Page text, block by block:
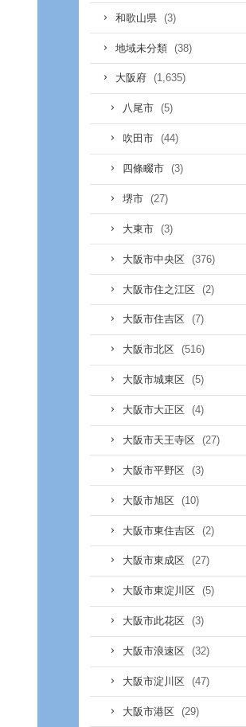
和歌山県 (3)
地域未分類 (38)
大阪府 (1,635)
八尾市 (5)
吹田市 (44)
四條畷市 (3)
堺市 (27)
大東市 (3)
大阪市中央区 (376)
大阪市住之江区 (2)
大阪市住吉区 (7)
大阪市北区 (516)
大阪市城東区 (5)
大阪市大正区 (4)
大阪市天王寺区 (27)
大阪市平野区 (3)
大阪市旭区 (10)
大阪市東住吉区 (2)
大阪市東成区 (27)
大阪市東淀川区 (5)
大阪市此花区 (3)
大阪市浪速区 (32)
大阪市淀川区 (47)
大阪市港区 (29)